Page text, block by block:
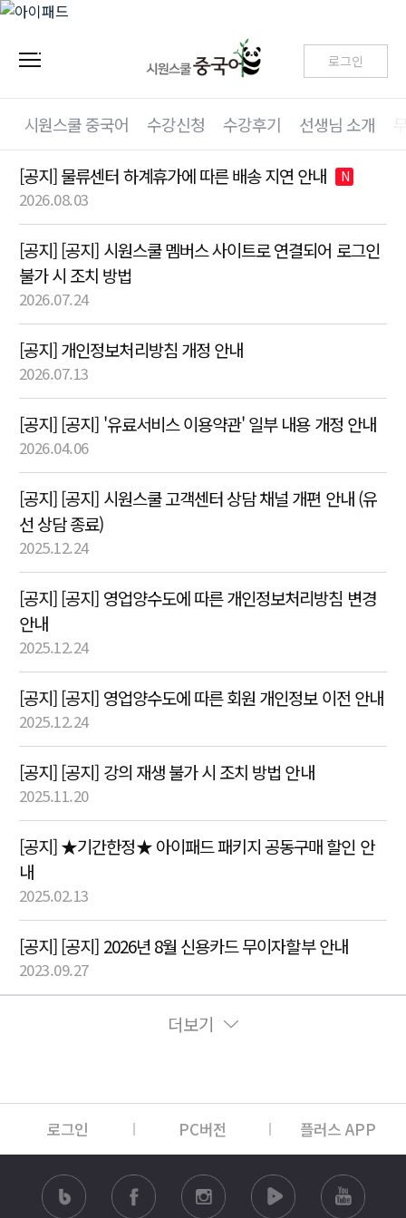
로그인
시원스쿨 중국어 수강신청 수강후기 선생님 소개
[공지] 물류센터 하계휴가에 따른 배송 지연 안내 N
2026.08.03
[공지] [공지] 시원스쿨 멤버스 사이트로 연결되어 로그인
불가 시 조치 방법
2026.07.24
[공지] 개인정보처리방침 개정 안내
2026.07.13
[공지] [공지] '유료서비스 이용약관' 일부 내용 개정 안내
2026.04.06
[공지] [공지] 시원스쿨 고객센터 상담 채널 개편 안내 (유
선 상담 종료)
2025.12.24
[공지] [공지] 영업양수도에 따른 개인정보처리방침 변경
안내
2025.12.24
[공지] [공지] 영업양수도에 따른 회원 개인정보 이전 안내
2025.12.24
[공지] [공지] 강의 재생 불가 시 조치 방법 안내
2025.11.20
[공지] ★기간한정★ 아이패드 패키지 공동구매 할인 안
내
2025.02.13
[공지] [공지] 2026년 8월 신용카드 무이자할부 안내
2023.09.27
더보기
로그인 PC버전 플러스 APP